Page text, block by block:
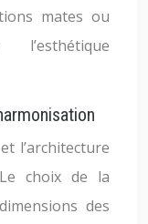
mates ou
l’architecture
choix de la
des